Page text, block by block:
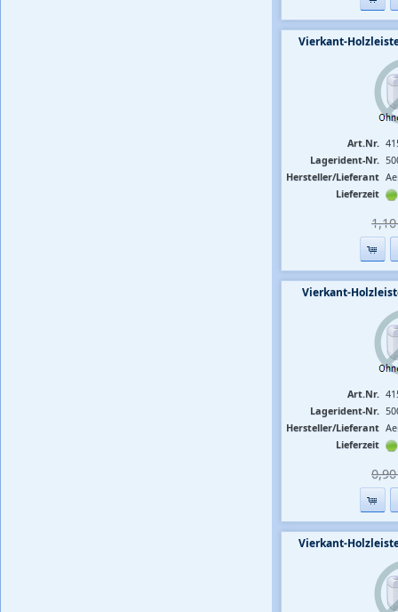
Vierkant-
Art.Nr.
Lagerident-Nr.
Hersteller/Lieferant
Lieferzeit
1,10
Vierkant-
Art.Nr.
Lagerident-Nr.
Hersteller/Lieferant
Lieferzeit
0,90
Vierkant-